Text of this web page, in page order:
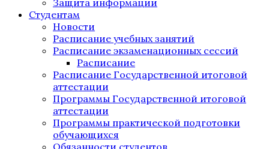
Защита информации
Студентам
Новости
Расписание учебных занятий
Расписание экзаменационных сессий
Расписание
Расписание Государственной итоговой
аттестации
Программы Государственной итоговой
аттестации
Программы практической подготовки
обучающихся
Обязанности студентов